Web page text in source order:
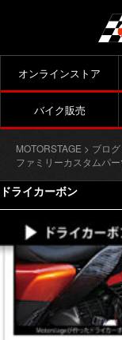
オンラインストア
バイク販売
MOTORSTAGE > ブログ
ファミリーカスタムパ
ドライカーボン